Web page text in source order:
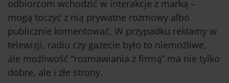
odbiorcom wchodzić w interakcje z marką –
mogą toczyć z nią prywatne rozmowy albo
publicznie komentować. W przypadku reklamy w
telewizji, radiu czy gazecie było to niemożliwe,
ale możliwość “rozmawiania z firmą” ma nie tylko
dobre, ale i złe strony.